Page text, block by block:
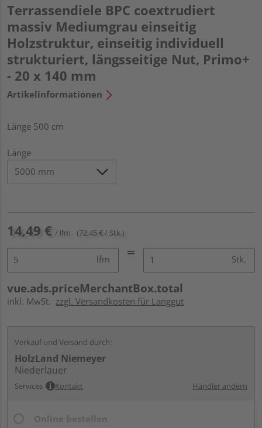
Terrassendiele BPC coextrudiert
massiv Mediumgrau einseitig
Holzstruktur, einseitig individuell
strukturiert, längsseitige Nut, Primo+
- 20 x 140 mm
Artikelinformationen
Länge 500 cm
Länge
14,49 € / lfm (72,45 € / Stk.)
lfm Stk.
vue.ads.priceMerchantBox.total
inkl. MwSt. zzgl. Versandkosten für Langgut
Verkauf und Versand durch:
HolzLand Niemeyer
Niederlauer
Services Kontakt Händler ändern